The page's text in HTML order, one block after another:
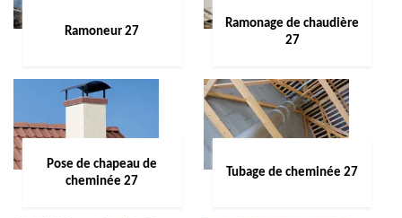
Ramoneur 27
Ramonage de chaudière
27
Pose de chapeau de
cheminée 27
Tubage de cheminée 27